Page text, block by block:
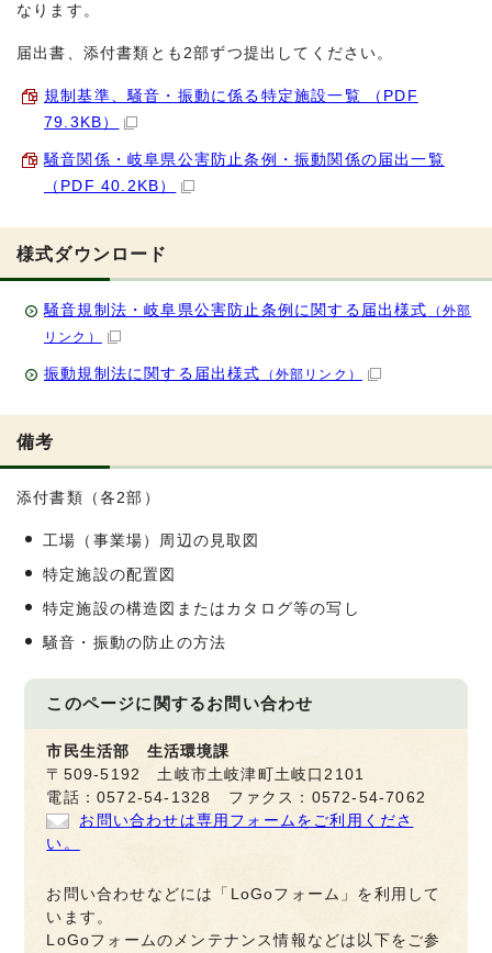
なります。
届出書、添付書類とも2部ずつ提出してください。
規制基準、騒音・振動に係る特定施設一覧 （PDF
79.3KB）
騒音関係・岐阜県公害防止条例・振動関係の届出一覧
（PDF 40.2KB）
様式ダウンロード
騒音規制法・岐阜県公害防止条例に関する届出様式
（外部
リンク）
振動規制法に関する届出様式 （外部リンク）
備考
添付書類（各2部）
工場（事業場）周辺の見取図
特定施設の配置図
特定施設の構造図またはカタログ等の写し
騒音・振動の防止の方法
このページに関するお問い合わせ
市民生活部 生活環境課
〒509-5192 土岐市土岐津町土岐口2101
電話：0572-54-1328 ファクス：0572-54-7062
お問い合わせは専用フォームをご利用くださ
い。
お問い合わせなどには「LoGoフォーム」を利用して
います。
LoGoフォームのメンテナンス情報などは以下をご参